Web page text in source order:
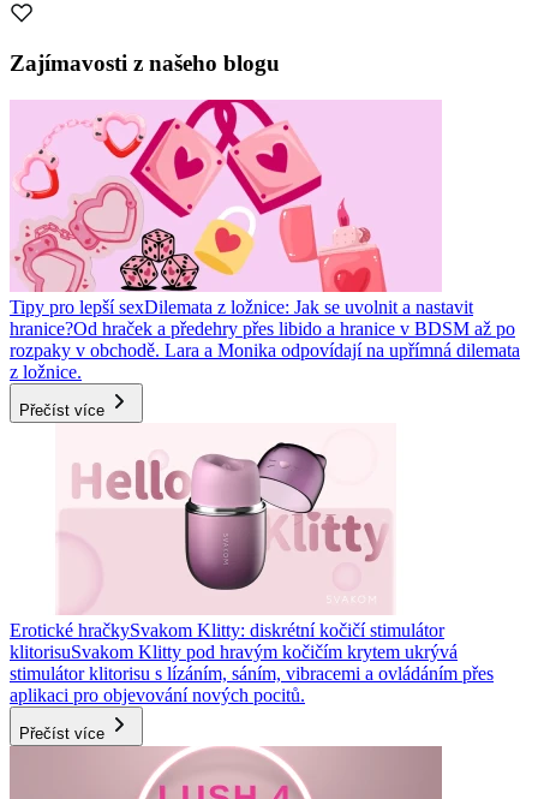
Zajímavosti z našeho blogu
Tipy pro lepší sexDilemata z ložnice: Jak se uvolnit a nastavit
hranice?Od hraček a předehry přes libido a hranice v BDSM až po
rozpaky v obchodě. Lara a Monika odpovídají na upřímná dilemata
z ložnice.
Přečíst více
Erotické hračkySvakom Klitty: diskrétní kočičí stimulátor
klitorisuSvakom Klitty pod hravým kočičím krytem ukrývá
stimulátor klitorisu s lízáním, sáním, vibracemi a ovládáním přes
aplikaci pro objevování nových pocitů.
Přečíst více